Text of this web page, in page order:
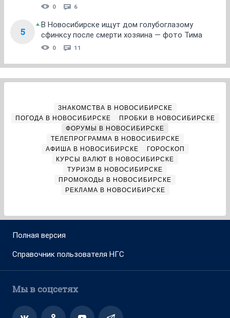
0 6
5
В Новосибирске ищут дом голубоглазому
сфинксу после смерти хозяина — фото Тима
0 11
ЗНАКОМСТВА В НОВОСИБИРСКЕ
ПОГОДА В НОВОСИБИРСКЕ
ПРОБКИ В НОВОСИБИРСКЕ
ФОРУМЫ В НОВОСИБИРСКЕ
ТЕЛЕПРОГРАММА В НОВОСИБИРСКЕ
АФИША В НОВОСИБИРСКЕ
ГОРОСКОП
КУРСЫ ВАЛЮТ В НОВОСИБИРСКЕ
ТУРИЗМ В НОВОСИБИРСКЕ
ПРОМОКОДЫ В НОВОСИБИРСКЕ
РЕКЛАМА В НОВОСИБИРСКЕ
Полная версия
Справочник пользователя НГС
Мы в соцсетях